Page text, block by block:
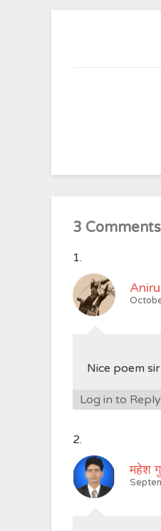
3 Comments
Nice poem sir
Log in to Reply
महेश